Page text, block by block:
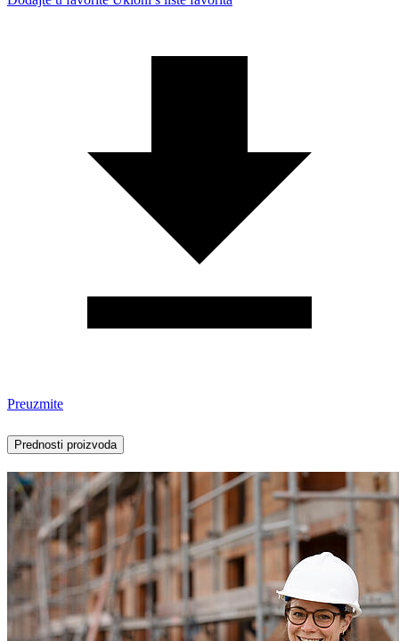
Preuzmite
Prednosti proizvoda